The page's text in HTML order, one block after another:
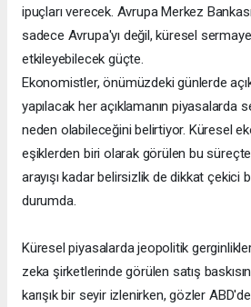
ipuçları verecek. Avrupa Merkez
sadece Avrupa'yı değil, küresel sermaye
etkileyebilecek güçte.
Ekonomistler, önümüzdeki günlerde
yapılacak her açıklamanın piyasalarda
neden olabileceğini belirtiyor. Küresel
eşiklerden biri olarak görülen bu süreçte,
arayışı kadar belirsizlik de dikkat çekici
durumda.
Küresel piyasalarda jeopolitik
zeka şirketlerinde görülen satış
karışık bir seyir izlenirken, gözler